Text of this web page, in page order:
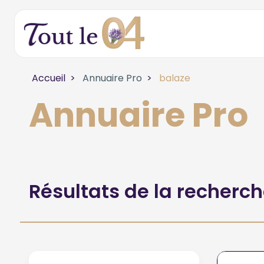
Accueil Annuaire Pro balaze
Annuaire Pro
Résultats de la